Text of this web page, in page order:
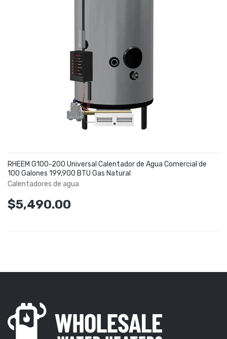
RHEEM G100-200 Universal Calentador de Agua Comercial de
100 Galones 199,900 BTU Gas Natural
Calentadores de agua
$5,490.00